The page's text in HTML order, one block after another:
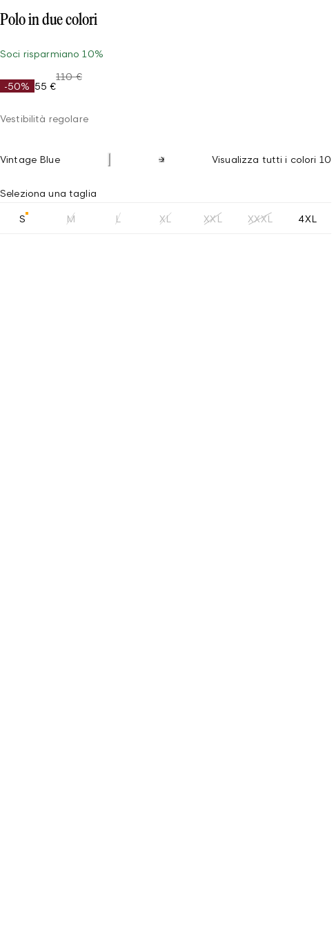
Polo in due colori
Soci risparmiano 10%
-50% 55 €
110 €
Vestibilità regolare
Vintage Blue Visualizza tutti i colori 10
Seleziona una taglia
S M L XL XXL XXXL 4XL